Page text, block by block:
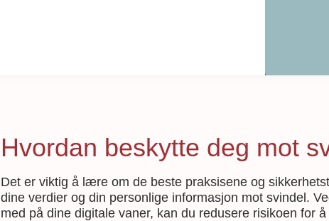
Hvordan beskytte deg mot
Det er viktig å lære om de beste praksisene og
dine verdier og din personlige informasjon mot svindel.
med på dine digitale vaner, kan du redusere risikoen for